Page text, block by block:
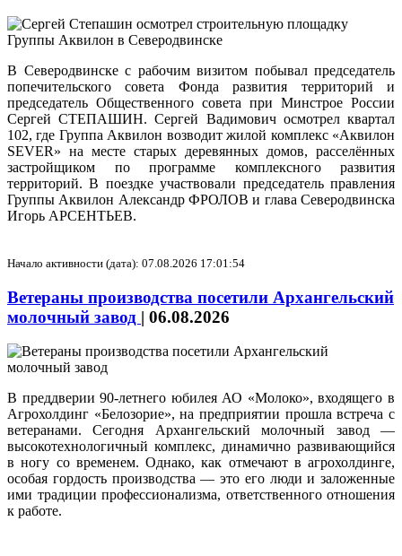
В Северодвинске с рабочим визитом побывал председатель
попечительского совета Фонда развития территорий и
председатель Общественного совета при Минстрое России
Сергей СТЕПАШИН. Сергей Вадимович осмотрел квартал
102, где Группа Аквилон возводит жилой комплекс «Аквилон
SEVER» на месте старых деревянных домов, расселённых
застройщиком по программе комплексного развития
территорий. В поездке участвовали председатель правления
Группы Аквилон Александр ФРОЛОВ и глава Северодвинска
Игорь АРСЕНТЬЕВ.
Начало активности (дата): 07.08.2026 17:01:54
Ветераны производства посетили Архангельский
молочный завод | 06.08.2026
В преддверии 90-летнего юбилея АО «Молоко», входящего в
Агрохолдинг «Белозорие», на предприятии прошла встреча с
ветеранами. Сегодня Архангельский молочный завод —
высокотехнологичный комплекс, динамично развивающийся
в ногу со временем. Однако, как отмечают в агрохолдинге,
особая гордость производства — это его люди и заложенные
ими традиции профессионализма, ответственного отношения
к работе.